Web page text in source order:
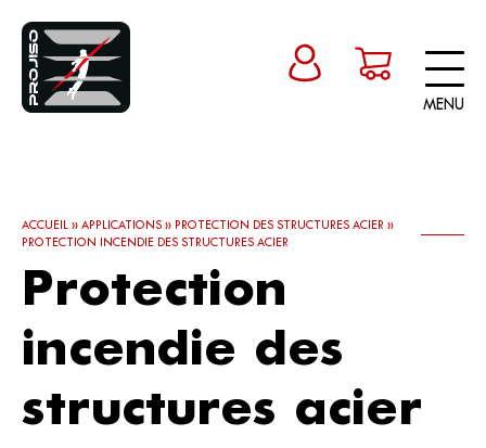
MENU
ACCUEIL » APPLICATIONS » PROTECTION DES STRUCTURES ACIER »
PROTECTION INCENDIE DES STRUCTURES ACIER
Protection
incendie des
structures acier